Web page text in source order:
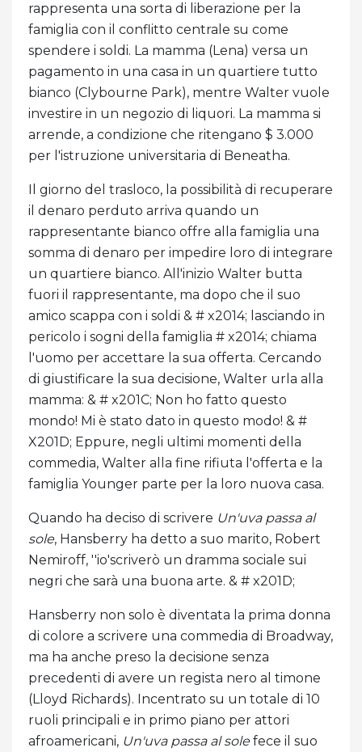
rappresenta una sorta di liberazione per la
famiglia con il conflitto centrale su come
spendere i soldi. La mamma (Lena) versa un
pagamento in una casa in un quartiere tutto
bianco (Clybourne Park), mentre Walter vuole
investire in un negozio di liquori. La mamma si
arrende, a condizione che ritengano $ 3.000
per l'istruzione universitaria di Beneatha.
Il giorno del trasloco, la possibilità di recuperare
il denaro perduto arriva quando un
rappresentante bianco offre alla famiglia una
somma di denaro per impedire loro di integrare
un quartiere bianco. All'inizio Walter butta
fuori il rappresentante, ma dopo che il suo
amico scappa con i soldi & # x2014; lasciando in
pericolo i sogni della famiglia # x2014; chiama
l'uomo per accettare la sua offerta. Cercando
di giustificare la sua decisione, Walter urla alla
mamma: & # x201C; Non ho fatto questo
mondo! Mi è stato dato in questo modo! & #
X201D; Eppure, negli ultimi momenti della
commedia, Walter alla fine rifiuta l'offerta e la
famiglia Younger parte per la loro nuova casa.
Quando ha deciso di scrivere Un'uva passa al
sole, Hansberry ha detto a suo marito, Robert
Nemiroff, ''io'scriverò un dramma sociale sui
negri che sarà una buona arte. & # x201D;
Hansberry non solo è diventata la prima donna
di colore a scrivere una commedia di Broadway,
ma ha anche preso la decisione senza
precedenti di avere un regista nero al timone
(Lloyd Richards). Incentrato su un totale di 10
ruoli principali e in primo piano per attori
afroamericani, Un'uva passa al solefece il suo